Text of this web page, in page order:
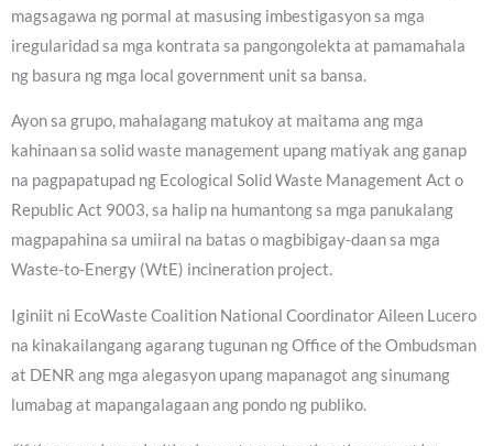
magsagawa ng pormal at masusing imbestigasyon sa mga
iregularidad sa mga kontrata sa pangongolekta at pamamahala
ng basura ng mga local government unit sa bansa.
Ayon sa grupo, mahalagang matukoy at maitama ang mga
kahinaan sa solid waste management upang matiyak ang ganap
na pagpapatupad ng Ecological Solid Waste Management Act o
Republic Act 9003, sa halip na humantong sa mga panukalang
magpapahina sa umiiral na batas o magbibigay-daan sa mga
Waste-to-Energy (WtE) incineration project.
Iginiit ni EcoWaste Coalition National Coordinator Aileen Lucero
na kinakailangang agarang tugunan ng Office of the Ombudsman
at DENR ang mga alegasyon upang mapanagot ang sinumang
lumabag at mapangalagaan ang pondo ng publiko.